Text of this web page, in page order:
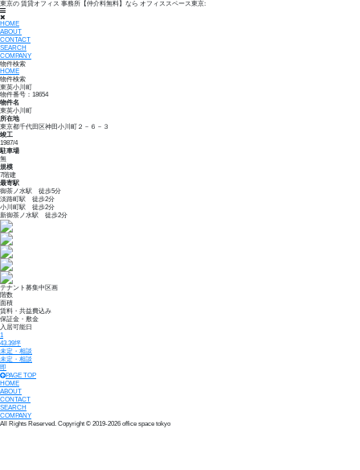
東京の 賃貸オフィス 事務所【仲介料無料】なら オフィススペース東京:
HOME
ABOUT
CONTACT
SEARCH
COMPANY
物件検索
HOME
物件検索
東英小川町
物件番号：18654
物件名
東英小川町
所在地
東京都千代田区神田小川町２－６－３
竣工
1987/4
駐車場
無
規模
7階建
最寄駅
御茶ノ水駅 徒歩5分
淡路町駅 徒歩2分
小川町駅 徒歩2分
新御茶ノ水駅 徒歩2分
テナント募集中区画
階数
面積
賃料・共益費込み
保証金・敷金
入居可能日
1
43.39坪
未定・相談
未定・相談
即
PAGE TOP
HOME
ABOUT
CONTACT
SEARCH
COMPANY
All Rights Reserved. Copyright © 2019-2026 office space tokyo